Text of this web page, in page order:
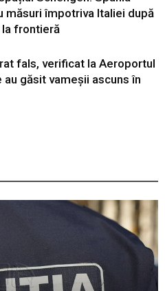
măsuri împotriva Italiei după
frontieră
fals, verificat la Aeroportul
au găsit vameșii ascuns în